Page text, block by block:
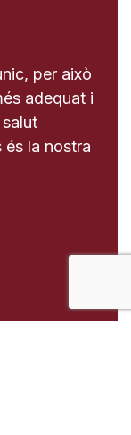
per això
adequat i
la nostra